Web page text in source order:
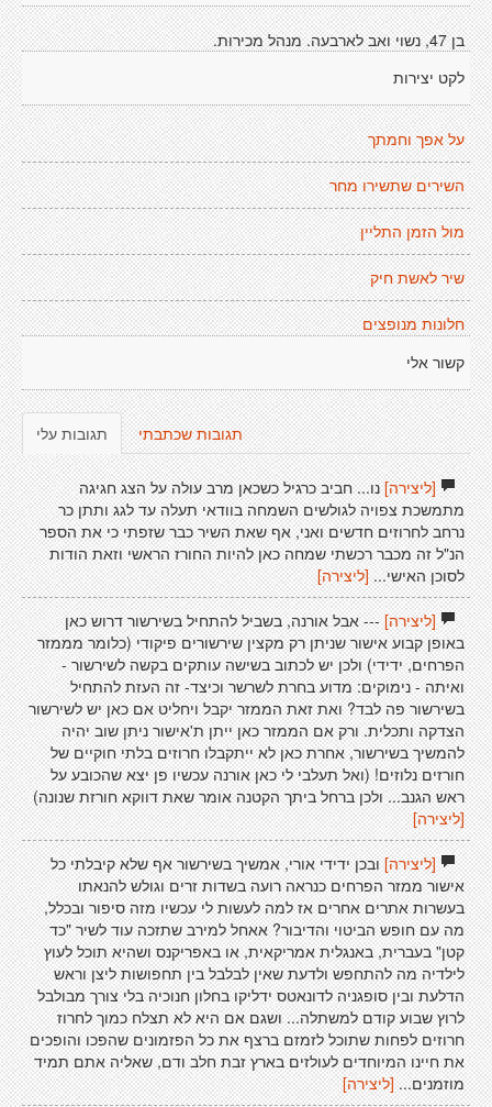
בן 47, נשוי ואב לארבעה. מנהל מכירות.
לקט יצירות
על אפך וחמתך
השירים שתשירו מחר
מול הזמן התליין
שיר לאשת חיק
חלונות מנופצים
קשור אלי
תגובות עלי תגובות שכתבתי
[ליצירה]נו... חביב כרגיל כשכאן מרב עולה על הצג חגיגה
מתמשכת צפויה לגולשים השמחה בוודאי תעלה עד לגג ותתן כר
נרחב לחרוזים חדשים ואני, אף שאת השיר כבר שזפתי כי את הספר
הנ"ל זה מכבר רכשתי שמחה כאן להיות החורז הראשי וזאת הודות
לסוכן האישי... [ליצירה]
[ליצירה]--- אבל אורנה, בשביל להתחיל בשירשור דרוש כאן
באופן קבוע אישור שניתן רק מקצין שירשורים פיקודי (כלומר מממזר
הפרחים, ידידי) ולכן יש לכתוב בשישה עותקים בקשה לשירשור -
ואיתה - נימוקים: מדוע בחרת לשרשר וכיצד- זה העזת להתחיל
בשירשור פה לבד? ואת זאת הממזר יקבל ויחליט אם כאן יש לשירשור
הצדקה ותכלית. ורק אם הממזר כאן ייתן ת'אישור ניתן שוב יהיה
להמשיך בשירשור, אחרת כאן לא ייתקבלו חרוזים בלתי חוקיים של
חורזים נלוזים! (ואל תעלבי לי כאן אורנה עכשיו פן יצא שהכובע על
ראש הגנב... ולכן ברחל ביתך הקטנה אומר שאת דווקא חורזת שנונה)
[ליצירה]
[ליצירה]ובכן ידידי אורי, אמשיך בשירשור אף שלא קיבלתי כל
אישור ממזר הפרחים כנראה רועה בשדות זרים וגולש להנאתו
בעשרות אתרים אחרים אז למה לעשות לי עכשיו מזה סיפור ובכלל,
מה עם חופש הביטוי והדיבור? אאחל למירב שתזכה עוד לשיר "כד
קטן" בעברית, באנגלית אמריקאית, או באפריקנס ושהיא תוכל לעוץ
לילדיה מה להתחפש ולדעת שאין לבלבל בין תחפושות ליצן וראש
הדלעת ובין סופגניה לדונאטס ידליקו בחלון חנוכיה בלי צורך מבולבל
לרוץ שבוע קודם למשתלה... ושגם אם היא לא תצלח כמוך לחרוז
חרוזים לפחות שתוכל לזמזם ברצף את כל הפזמונים שהפכו והופכים
את חיינו המיוחדים לעולזים בארץ זבת חלב ודם, שאליה אתם תמיד
מוזמנים... [ליצירה]